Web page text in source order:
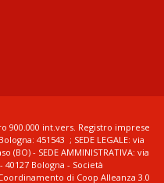
900.000 int.vers. Registro imprese
451543 ; SEDE LEGALE: via
(BO) - SEDE AMMINISTRATIVA: via
Bologna - Società
di Coop Alleanza 3.0